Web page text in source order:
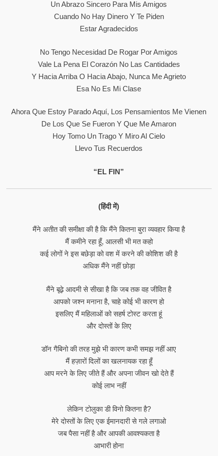
Un Abrazo Sincero Para Mis Amigos
Cuando No Hay Dinero Y Te Piden
Estar Agradecidos
No Tengo Necesidad De Rogar Por Amigos
Vale La Pena El Corazón No Las Cantidades
Y Hacia Arriba O Hacia Abajo, Nunca Me Agrieto
Esa No Es Mi Clase
Ahora Que Estoy Parado Aquí, Los Pensamientos Me Vienen
De Los Que Se Fueron Y Que Me Amaron
Hoy Tomo Un Trago Y Miro Al Cielo
Llevo Tus Recuerdos
“EL FIN”
(हिंदी में)
मैंने अतीत की समीक्षा की है कि मैंने कितना बुरा व्यवहार किया है
मैं कमीने रहा हूँ, आलसी भी मत कहो
कई लोगों ने इस बछेड़ा को वश में करने की कोशिश की है
अधिक मैंने नहीं छोड़ा
मैंने बूढ़े आदमी से सीखा है कि जब तक वह जीवित है
आपको जश्न मनाना है, चाहे कोई भी कारण हो
इसलिए मैं महिलाओं को सहर्ष टोस्ट करता हूं
और दोस्तों के लिए
डॉन गैबिनो की तरह मुझे भी कारण कभी समझ नहीं आए
मैं हज़ारों दिलों का खलनायक रहा हूँ
आप मरने के लिए जीते हैं और अपना जीवन खो देते हैं
कोई लाभ नहीं
लेकिन टोलुका डी विनो कितना है?
मेरे दोस्तों के लिए एक ईमानदारी से गले लगाओ
जब पैसा नहीं है और आपकी आवश्यकता है
आभारी होना